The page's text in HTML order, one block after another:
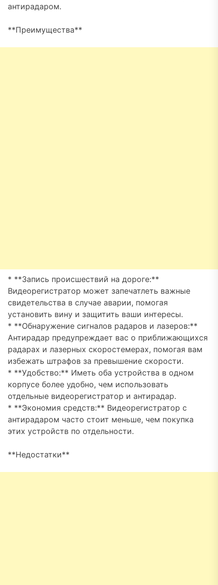
антирадаром.
**Преимущества**
* **Запись происшествий на дороге:**
Видеорегистратор может запечатлеть важные
свидетельства в случае аварии, помогая
установить вину и защитить ваши интересы.
* **Обнаружение сигналов радаров и лазеров:**
Антирадар предупреждает вас о приближающихся
радарах и лазерных скоростемерах, помогая вам
избежать штрафов за превышение скорости.
* **Удобство:** Иметь оба устройства в одном
корпусе более удобно, чем использовать
отдельные видеорегистратор и антирадар.
* **Экономия средств:** Видеорегистратор с
антирадаром часто стоит меньше, чем покупка
этих устройств по отдельности.
**Недостатки**